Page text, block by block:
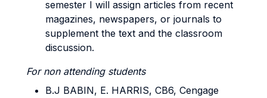
semester I will assign articles from recent
magazines, newspapers, or journals to
supplement the text and the classroom
discussion.
For non attending students
B.J BABIN, E. HARRIS, CB6, Cengage